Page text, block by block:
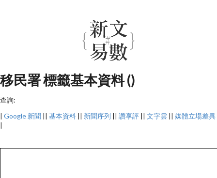
移民署 標籤基本資料 ()
查詢:
| Google 新聞 || 基本資料 || 新聞序列 || 讚享評 || 文字雲 || 媒體立場差異
|